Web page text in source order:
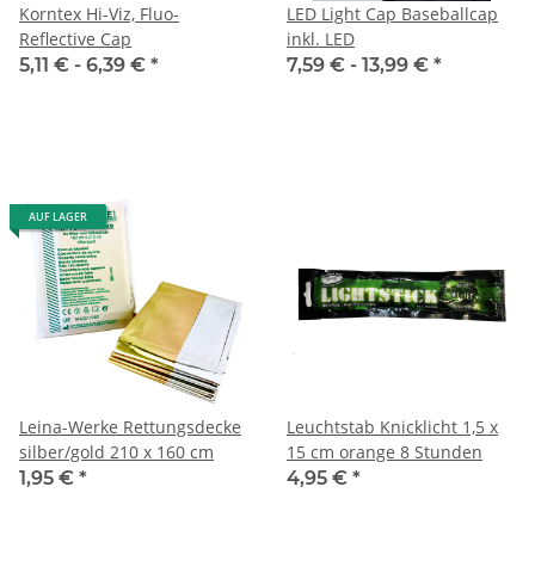
Korntex Hi-Viz, Fluo-
Reflective Cap
5,11 € - 6,39 € *
LED Light Cap Baseballcap
inkl. LED
7,59 € - 13,99 € *
AUF LAGER
Leina-Werke Rettungsdecke
silber/gold 210 x 160 cm
1,95 € *
Leuchtstab Knicklicht 1,5 x
15 cm orange 8 Stunden
4,95 € *